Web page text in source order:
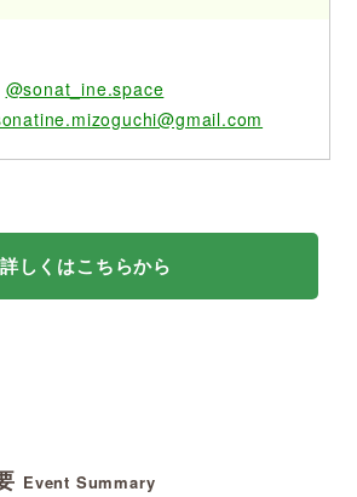
@sonat_ine.space
詳しくはこちらから
Event Summary